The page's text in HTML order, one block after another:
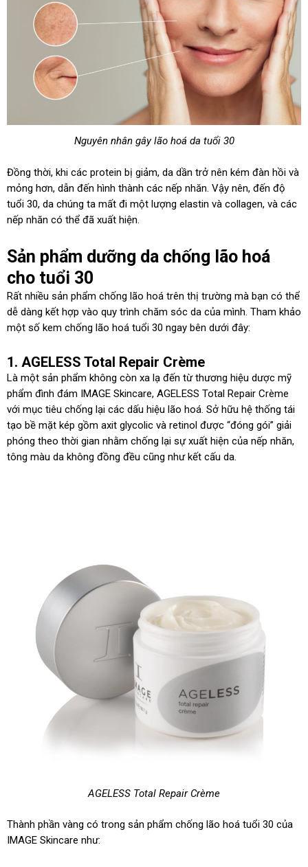
Nguyên nhân gây lão hoá da tuổi 30
Đồng thời, khi các protein bị giảm, da dần trở nên kém đàn hồi và
mỏng hơn, dẫn đến hình thành các nếp nhăn. Vậy nên, đến độ
tuổi 30, da chúng ta mất đi một lượng elastin và collagen, và các
nếp nhăn có thể đã xuất hiện.
Sản phẩm dưỡng da chống lão hoá
cho tuổi 30
Rất nhiều sản phẩm chống lão hoá trên thị trường mà bạn có thể
dễ dàng kết hợp vào quy trình chăm sóc da của mình. Tham khảo
một số kem chống lão hoá tuổi 30 ngay bên dưới đây:
1. AGELESS Total Repair Crème
Là một sản phẩm không còn xa lạ đến từ thương hiệu dược mỹ
phẩm đình đám IMAGE Skincare, AGELESS Total Repair Crème
với mục tiêu chống lại các dấu hiệu lão hoá. Sở hữu hệ thống tái
tạo bề mặt kép gồm axit glycolic và retinol được “đóng gói” giải
phóng theo thời gian nhằm chống lại sự xuất hiện của nếp nhăn,
tông màu da không đồng đều cũng như kết cấu da.
AGELESS Total Repair Crème
Thành phần vàng có trong sản phẩm chống lão hoá tuổi 30 của
IMAGE Skincare như: